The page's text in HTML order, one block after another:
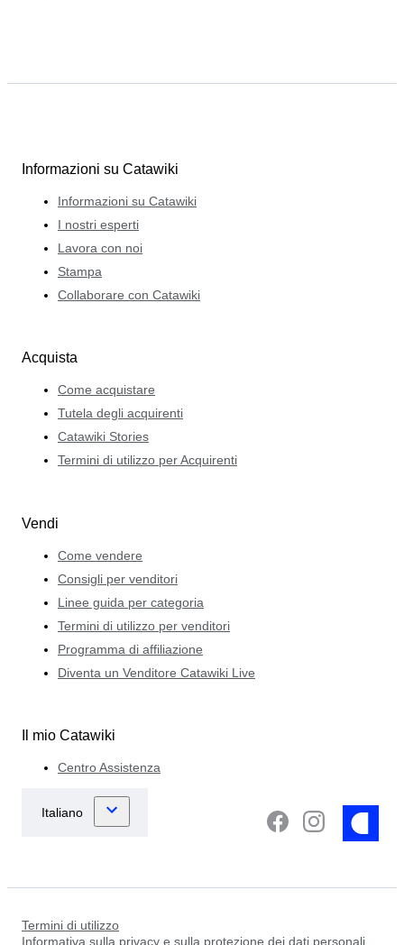
Informazioni su Catawiki
Informazioni su Catawiki
I nostri esperti
Lavora con noi
Stampa
Collaborare con Catawiki
Acquista
Come acquistare
Tutela degli acquirenti
Catawiki Stories
Termini di utilizzo per Acquirenti
Vendi
Come vendere
Consigli per venditori
Linee guida per categoria
Termini di utilizzo per venditori
Programma di affiliazione
Diventa un Venditore Catawiki Live
Il mio Catawiki
Centro Assistenza
Termini di utilizzo
Informativa sulla privacy e sulla protezione dei dati personali